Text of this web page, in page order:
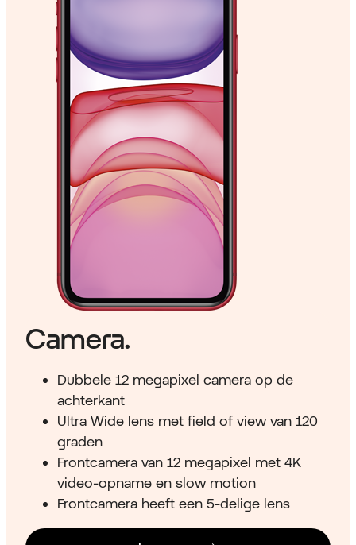
Camera.
Dubbele 12 megapixel camera op de
achterkant
Ultra Wide lens met field of view van 120
graden
Frontcamera van 12 megapixel met 4K
video-opname en slow motion
Frontcamera heeft een 5-delige lens